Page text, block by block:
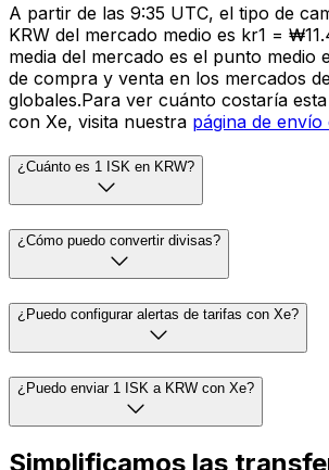
A partir de las 9:35 UTC, el tipo de
KRW del mercado medio es kr1 =
media del mercado es el punto medio
de compra y venta en los mercados
globales.Para ver cuánto costaría
con Xe, visita nuestra página de envío
¿Cuánto es 1 ISK en KRW?
¿Cómo puedo convertir divisas?
¿Puedo configurar alertas de tarifas con Xe?
¿Puedo enviar 1 ISK a KRW con Xe?
Simplificamos las